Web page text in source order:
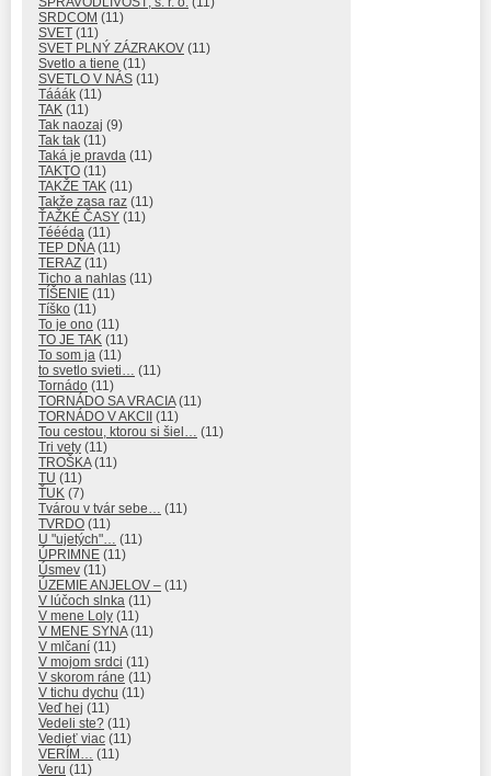
SRDCOM (11)
SVET (11)
SVET PLNÝ ZÁZRAKOV (11)
Svetlo a tiene (11)
SVETLO V NÁS (11)
Tááák (11)
TAK (11)
Tak naozaj (9)
Tak tak (11)
Taká je pravda (11)
TAKTO (11)
TAKŽE TAK (11)
Takže zasa raz (11)
ŤAŽKÉ ČASY (11)
Téééda (11)
TEP DŇA(11)
TERAZ (11)
Ticho a nahlas (11)
TÍŠENIE (11)
Tíško (11)
To je ono (11)
TO JE TAK (11)
To som ja (11)
to svetlo svieti… (11)
Tornádo (11)
TORNÁDO SA VRACIA(11)
TORNÁDO V AKCII
(11)
Tou cestou, ktorou si šiel… (11)
Tri vety (11)
TROŠKA(11)
TU (11)
ŤUK (7)
Tvárou v tvár sebe… (11)
TVRDO (11)
U "ujetých"… (11)
ÚPRIMNE (11)
Úsmev (11)
ÚZEMIE ANJELOV – (11)
V lúčoch slnka (11)
V mene Loly (11)
V MENE SYNA(11)
V mlčaní (11)
V mojom srdci (11)
V skorom ráne (11)
V tichu dychu (11)
Veď hej (11)
Vedeli ste? (11)
Vedieť viac (11)
VERÍM… (11)
Veru (11)